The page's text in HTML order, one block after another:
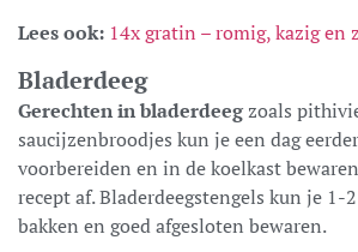
Lees ook: 14x gratin – romig, kazig en
Bladerdeeg
Gerechten in bladerdeegzoals
saucijzenbroodjes kun je een dag
voorbereiden en in de koelkast
recept af. Bladerdeegstengels kun je 1-
bakken en goed afgesloten bewaren.